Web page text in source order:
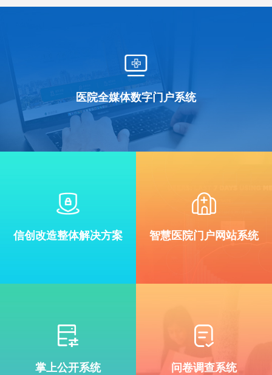
医院全媒体数字门户系统
信创改造整体解决方案 智慧医院门户网站系统
掌上公开系统 问卷调查系统